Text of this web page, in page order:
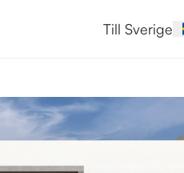
Till Sverige